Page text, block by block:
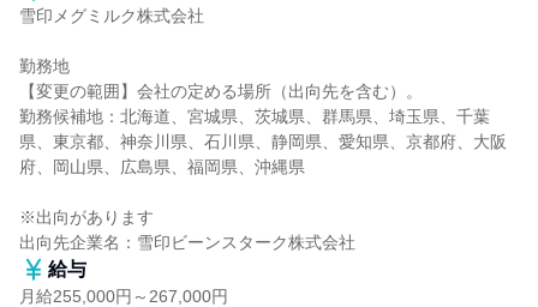
雪印メグミルク株式会社
勤務地
【変更の範囲】会社の定める場所（出向先を含む）。
勤務候補地：北海道、宮城県、茨城県、群馬県、埼玉県、千葉
県、東京都、神奈川県、石川県、静岡県、愛知県、京都府、大阪
府、岡山県、広島県、福岡県、沖縄県
※出向があります
出向先企業名：雪印ビーンスターク株式会社
給与
月給255,000円～267,000円